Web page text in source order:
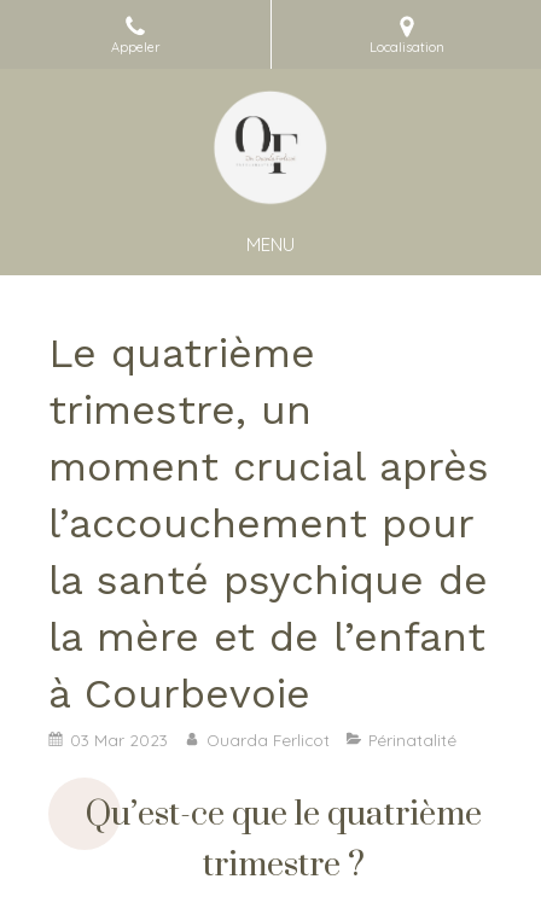
Appeler Localisation
MENU
Le quatrième
trimestre, un
moment crucial après
l’accouchement pour
la santé psychique de
la mère et de l’enfant
à Courbevoie
03 Mar 2023 Ouarda Ferlicot Périnatalité
Qu’est-ce que le quatrième
trimestre ?